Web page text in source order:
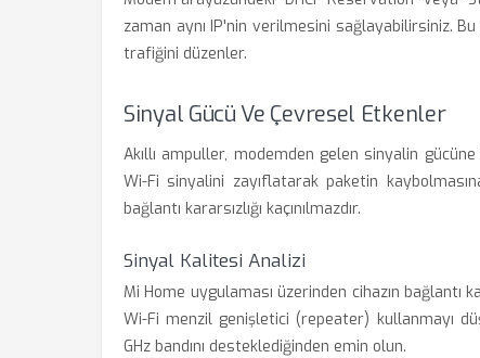
zaman aynı IP'nin verilmesini sağlayabilirsiniz.
trafiğini düzenler.
Sinyal Gücü Ve Çevresel Etkenler
Akıllı ampuller, modemden gelen sinyalin
Wi-Fi sinyalini zayıflatarak paketin
bağlantı kararsızlığı kaçınılmazdır.
Sinyal Kalitesi Analizi
Mi Home uygulaması üzerinden cihazın
Wi-Fi menzil genişletici (repeater) kullanmayı
GHz bandını desteklediğinden emin olun.